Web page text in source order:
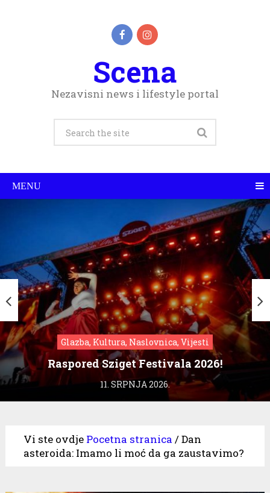
Scena
Nezavisni news i lifestyle portal
MENU
Glazba, Kultura, Naslovnica, Vijesti
Raspored Sziget Festivala 2026!
11. SRPNJA 2026.
Vi ste ovdje Pocetna stranica /Dan
asteroida: Imamo li moć da ga zaustavimo?